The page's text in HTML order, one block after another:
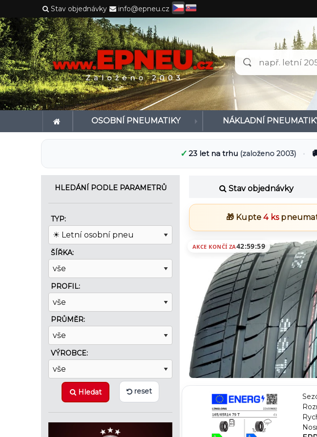
Stav objednávky info@epneu.cz
OSOBNÍ PNEUMATIKY NÁKLADNÍ
✓ 23 let na trhu (založeno 2003) •
Stav objednávky
🎁 Kupte4 ks
AKCE KONČÍ ZA42:59:58
HLEDÁNÍ PODLE PARAMETRŮ
TYP:
ŠÍŘKA:
PROFIL:
PRŮMĚR:
VÝROBCE:
Hledat reset